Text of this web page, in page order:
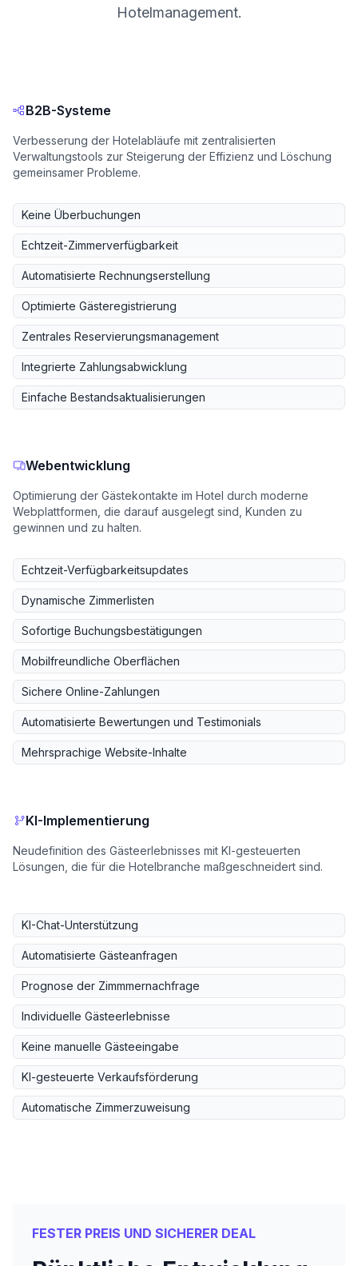
Hotelmanagement.
B2B-Systeme
Verbesserung der Hotelabläufe mit zentralisierten
Verwaltungstools zur Steigerung der Effizienz und Löschung
gemeinsamer Probleme.
Keine Überbuchungen
Echtzeit-Zimmerverfügbarkeit
Automatisierte Rechnungserstellung
Optimierte Gästeregistrierung
Zentrales Reservierungsmanagement
Integrierte Zahlungsabwicklung
Einfache Bestandsaktualisierungen
Webentwicklung
Optimierung der Gästekontakte im Hotel durch moderne
Webplattformen, die darauf ausgelegt sind, Kunden zu
gewinnen und zu halten.
Echtzeit-Verfügbarkeitsupdates
Dynamische Zimmerlisten
Sofortige Buchungsbestätigungen
Mobilfreundliche Oberflächen
Sichere Online-Zahlungen
Automatisierte Bewertungen und Testimonials
Mehrsprachige Website-Inhalte
KI-Implementierung
Neudefinition des Gästeerlebnisses mit KI-gesteuerten
Lösungen, die für die Hotelbranche maßgeschneidert sind.
KI-Chat-Unterstützung
Automatisierte Gästeanfragen
Prognose der Zimmmernachfrage
Individuelle Gästeerlebnisse
Keine manuelle Gästeeingabe
KI-gesteuerte Verkaufsförderung
Automatische Zimmerzuweisung
FESTER PREIS UND SICHERER DEAL